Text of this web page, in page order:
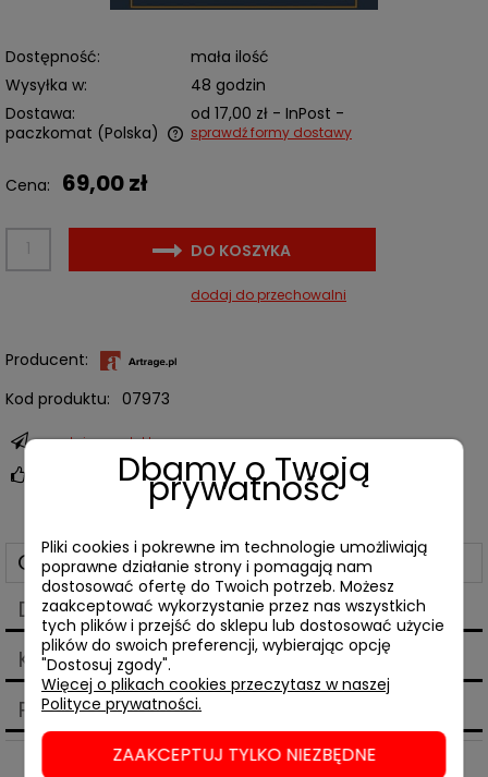
Dostępność:
mała ilość
Wysyłka w:
48 godzin
Dostawa:
od 17,00 zł - InPost -
paczkomat (Polska) sprawdź formy dostawy
Cena: 69,00 zł
DO KOSZYKA
dodaj do przechowalni
Producent:
Kod produktu: 07973
zapytaj o produkt
poleć znajomemu
Opis
Dane techniczne
Koszty dostawy
Cena nie zawiera ewentualnych kosztów płatności
Produkty powiązane
Dbamy o Twoją
prywatność
Pliki cookies i pokrewne im technologie umożliwiają
poprawne działanie strony i pomagają nam
dostosować ofertę do Twoich potrzeb. Możesz
zaakceptować wykorzystanie przez nas wszystkich
tych plików i przejść do sklepu lub dostosować użycie
plików do swoich preferencji, wybierając opcję
"Dostosuj zgody".
Więcej o plikach cookies przeczytasz w naszej
Polityce prywatności.
ZAAKCEPTUJ TYLKO NIEZBĘDNE